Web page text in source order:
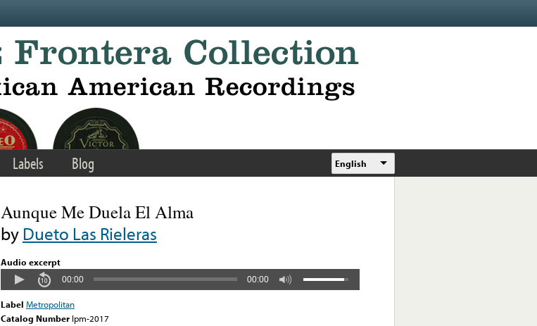
Labels Blog English
Aunque Me Duela El Alma
byDueto Las Rieleras
Audio excerpt
00:00 00:00
Label Metropolitan
Catalog Number lpm-2017